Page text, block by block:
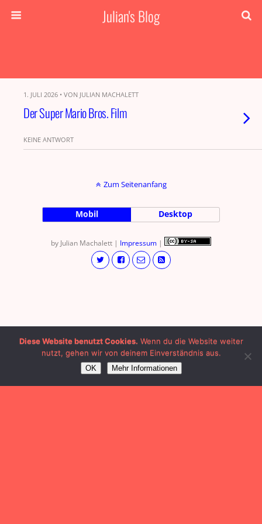
Julian's Blog
1. JULI 2026 • VON JULIAN MACHALETT
Der Super Mario Bros. Film
KEINE ANTWORT
Zum Seitenanfang
Mobil Desktop
by Julian Machalett | Impressum |
Diese Website benutzt Cookies. Wenn du die Website weiter
nutzt, gehen wir von deinem Einverständnis aus.
OK Mehr Informationen